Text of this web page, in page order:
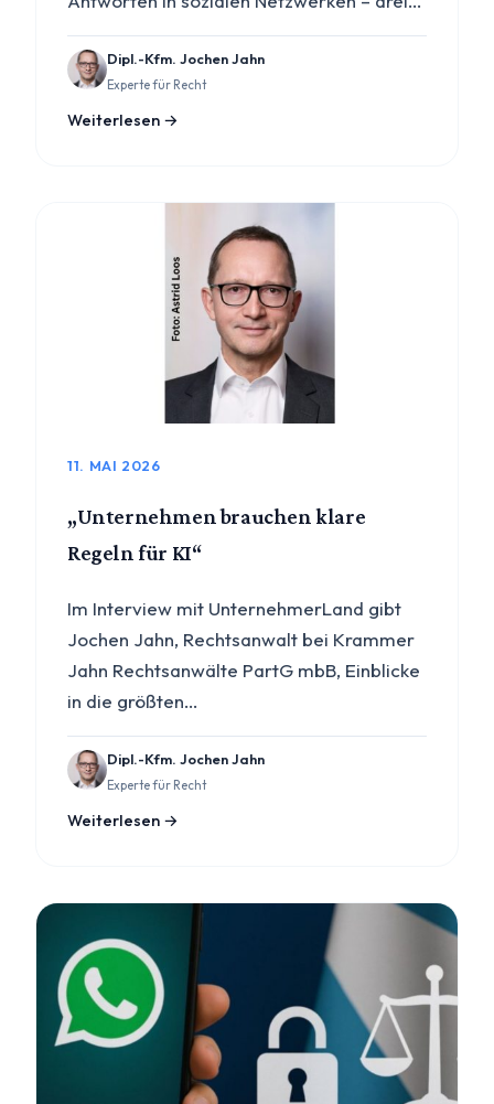
Dipl.-Kfm. Jochen Jahn
Experte für Recht
Weiterlesen →
11. MAI 2026
„Unternehmen brauchen klare
Regeln für KI“
Im Interview mit UnternehmerLand gibt
Jochen Jahn, Rechtsanwalt bei Krammer
Jahn Rechtsanwälte PartG mbB, Einblicke
in die größten…
Dipl.-Kfm. Jochen Jahn
Experte für Recht
Weiterlesen →